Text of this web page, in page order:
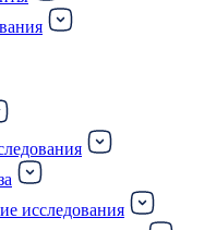
исследования